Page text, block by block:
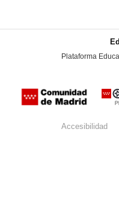
Plataforma
Accesibilidad